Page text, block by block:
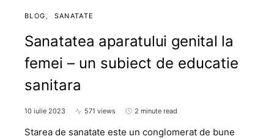
BLOG SANATATE
Sanatatea aparatului genital la
femei – un subiect de educatie
sanitara
10 iulie 2023 571 views 2 minute read
Starea de sanatate este un conglomerat de bune